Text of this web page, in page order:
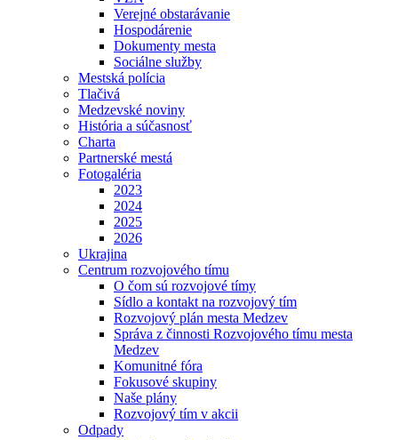
Verejné obstarávanie
Hospodárenie
Dokumenty mesta
Sociálne služby
Mestská polícia
Tlačivá
Medzevské noviny
História a súčasnosť
Charta
Partnerské mestá
Fotogaléria
2023
2024
2025
2026
Ukrajina
Centrum rozvojového tímu
O čom sú rozvojové tímy
Sídlo a kontakt na rozvojový tím
Rozvojový plán mesta Medzev
Správa z činnosti Rozvojového tímu mesta
Medzev
Komunitné fóra
Fokusové skupiny
Naše plány
Rozvojový tím v akcii
Odpady